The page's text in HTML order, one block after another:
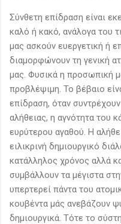
Σύνθετη επίδραση είναι
καλό ή κακό, ανάλογα του
μας ασκούν ευεργετική ή
διαμορφώνουν τη γενική
μας. Φυσικά η προσωπική
προβλέψιμη. Το βέβαιο
επίδραση, όταν
αλήθειας, η αγνότητα του
ευρύτερου αγαθού. Η
ειλικρινή δημιουργικό
κατάλληλος χρόνος αλλά
συμβάλλουν τα μέγιστα
υπερτερεί πάντα του
κουβέντα μάς ανεβάζουν
δημιουργικά. Τότε το